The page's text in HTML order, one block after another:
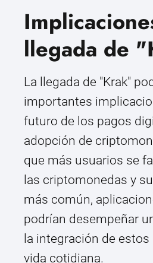
llegada de
La llegada de "Krak"
importantes
futuro de los pagos
adopción de
que más usuarios se
las criptomonedas y
más común,
podrían desempeñar
la integración de
vida cotidiana.